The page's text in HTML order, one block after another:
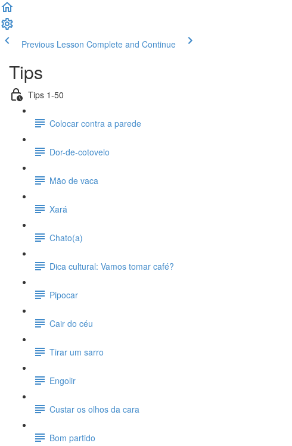
Previous Lesson Complete and Continue
Tips
Tips 1-50
Colocar contra a parede
Dor-de-cotovelo
Mão de vaca
Xará
Chato(a)
Dica cultural: Vamos tomar café?
Pipocar
Cair do céu
Tirar um sarro
Engolir
Custar os olhos da cara
Bom partido